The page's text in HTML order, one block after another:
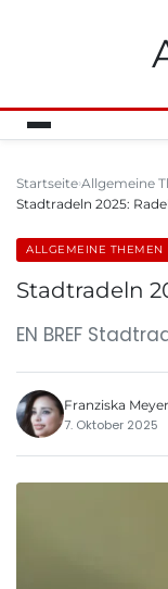
Startseite Allgemeine
Stadtradeln 2025:
ALLGEMEINE THEMEN
Stadtradeln
EN BREF
Franziska Meyer
7. Oktober 2025